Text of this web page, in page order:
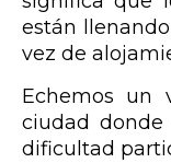
están
vez de
Echemos un
ciudad
dificultad